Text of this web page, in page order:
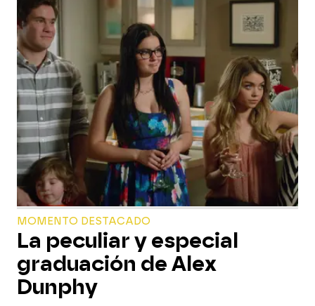
MOMENTO DESTACADO
La peculiar y especial
graduación de Alex
Dunphy